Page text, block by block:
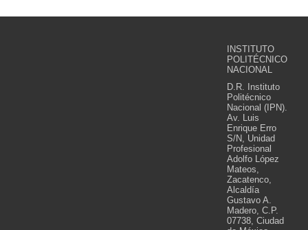
INSTITUTO
POLITÉCNICO
NACIONAL
D.R. Instituto
Politécnico
Nacional (IPN).
Av. Luis
Enrique Erro
S/N, Unidad
Profesional
Adolfo López
Mateos,
Zacatenco,
Alcaldía
Gustavo A.
Madero, C.P.
07738, Ciudad